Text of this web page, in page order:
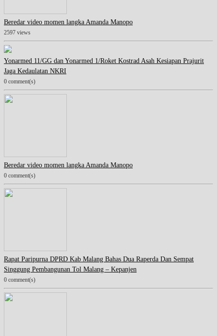
Beredar video momen langka Amanda Manopo
2597 views
Yonarmed 11/GG dan Yonarmed 1/Roket Kostrad Asah Kesiapan Prajurit
Jaga Kedaulatan NKRI
0 comment(s)
Beredar video momen langka Amanda Manopo
0 comment(s)
Rapat Paripurna DPRD Kab Malang Bahas Dua Raperda Dan Sempat
Singgung Pembangunan Tol Malang – Kepanjen
0 comment(s)